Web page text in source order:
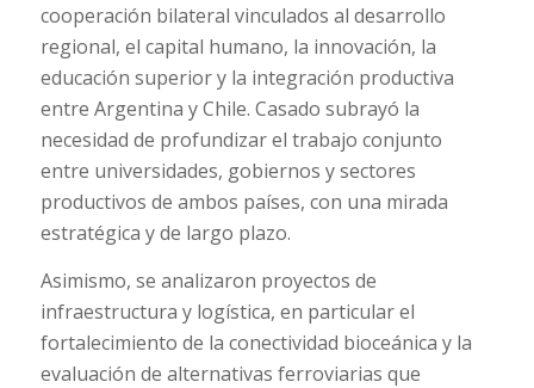
cooperación bilateral vinculados al desarrollo
regional, el capital humano, la innovación, la
educación superior y la integración productiva
entre Argentina y Chile. Casado subrayó la
necesidad de profundizar el trabajo conjunto
entre universidades, gobiernos y sectores
productivos de ambos países, con una mirada
estratégica y de largo plazo.
Asimismo, se analizaron proyectos de
infraestructura y logística, en particular el
fortalecimiento de la conectividad bioceánica y la
evaluación de alternativas ferroviarias que